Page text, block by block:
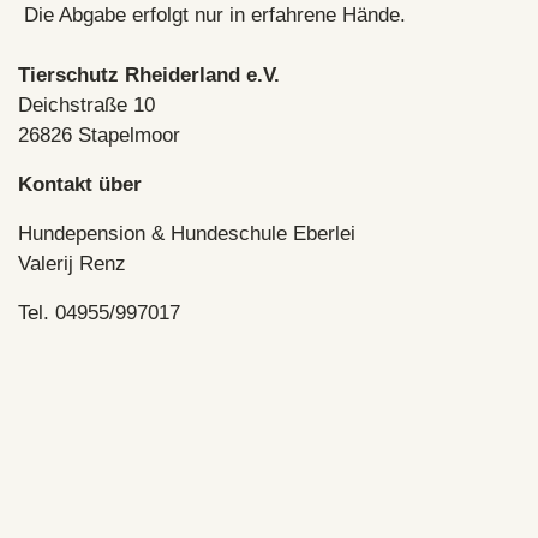
Die Abgabe erfolgt nur in erfahrene Hände.
Tierschutz Rheiderland e.V.
Deichstraße 10
26826 Stapelmoor
Kontakt über
Hundepension & Hundeschule Eberlei
Valerij Renz
Tel. 04955/997017